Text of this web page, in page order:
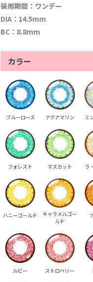
ルビー ルビー
装用期間：ワンデー
DIA：14.5mm
BC：8.8mm
カラー
ブルーローズ アクアマリン ミ
フォレスト マスカット ラ
ハニーゴールド
キャラメルゴー
ルド
ルビー ストロベリー